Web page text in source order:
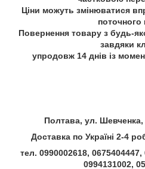
Ціни можуть змінюватися
поточного
Повернення товару з будь-
завдяки
упродовж 14 днів із
Полтава, ул. Шевченка,
Доставка по Україні 2-4
тел. 0990002618,
0994131002,